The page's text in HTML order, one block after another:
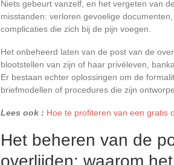
Niets gebeurt vanzelf, en het vergeten van
misstanden: verloren gevoelige
complicaties die zich bij de pijn voegen.
Het onbeheerd laten van de post van de
blootstellen van zijn of haar privéleven,
Er bestaan echter oplossingen om de
briefmodellen of procedures die zijn
Lees ook : Hoe te profiteren van een gratis
Het beheren van de
overlijden: waarom